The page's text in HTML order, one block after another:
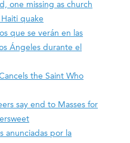
one missing as church
quake
que se verán en las
Ángeles durante el
the Saint Who
say end to Masses for
anunciadas por la